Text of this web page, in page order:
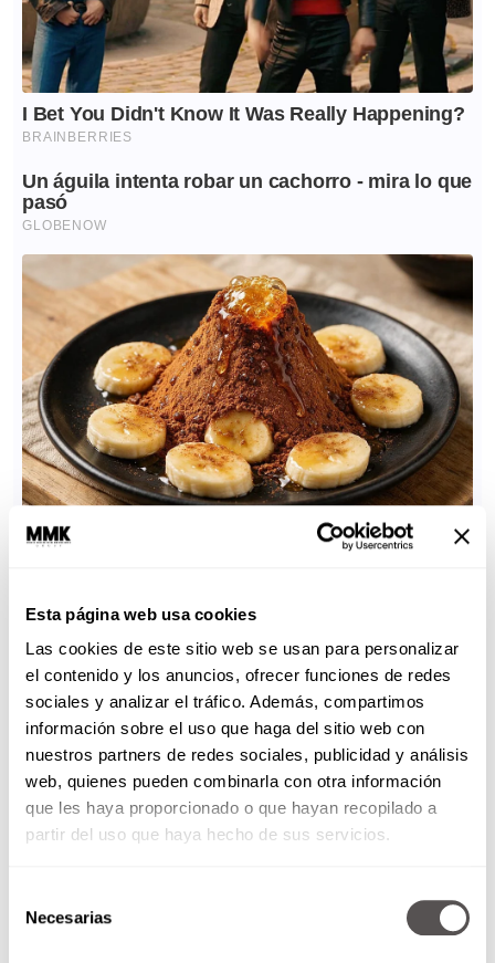
Esta página web usa cookies
Las cookies de este sitio web se usan para personalizar
el contenido y los anuncios, ofrecer funciones de redes
sociales y analizar el tráfico. Además, compartimos
información sobre el uso que haga del sitio web con
nuestros partners de redes sociales, publicidad y análisis
web, quienes pueden combinarla con otra información
que les haya proporcionado o que hayan recopilado a
partir del uso que haya hecho de sus servicios.
Necesarias